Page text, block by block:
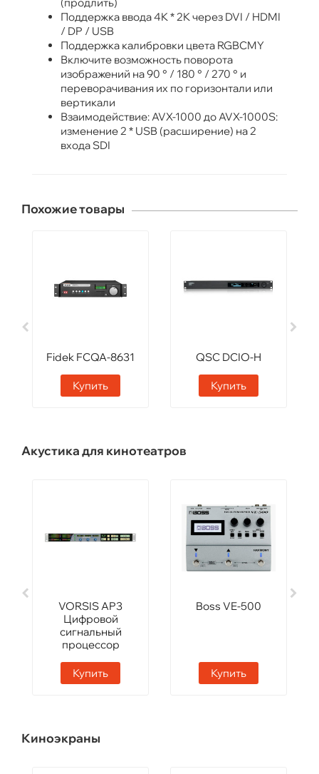
Поддержка ввода 4K * 2K через DVI / HDMI
/ DP / USB
Поддержка калибровки цвета RGBCMY
Включите возможность поворота
изображений на 90 ° / 180 ° / 270 ° и
переворачивания их по горизонтали или
вертикали
Взаимодействие: AVX-1000 до AVX-1000S:
изменение 2 * USB (расширение) на 2
входа SDI
Похожие товары
Fidek FCQA-8631
Купить
QSC DCIO-H
Купить
Акустика для кинотеатров
VORSIS AP3
Цифровой
сигнальный
процессор
Купить
Boss VE-500
Купить
Киноэкраны